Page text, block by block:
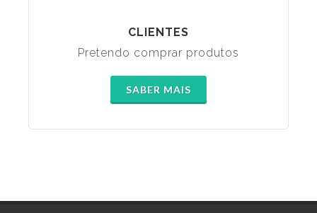
CLIENTES
Pretendo comprar produtos
SABER MAIS